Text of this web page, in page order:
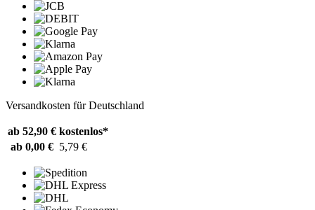
Versandkosten für Deutschland
ab 52,90 € kostenlos*
ab 0,00 € 5,79 €